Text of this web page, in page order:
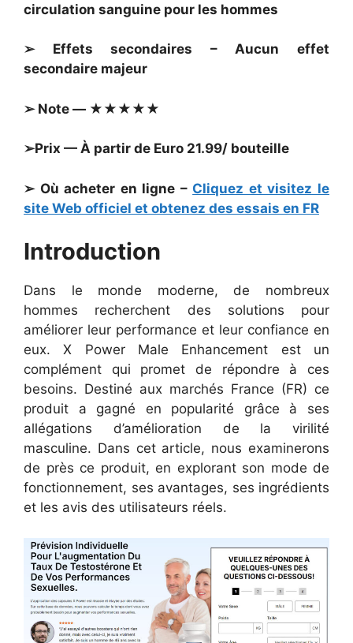
circulation sanguine pour les hommes
➢ Effets secondaires – Aucun effet
secondaire majeur
➢ Note — ★★★★★
➢Prix — À partir de Euro 21.99/ bouteille
➢ Où acheter en ligne – Cliquez et visitez le
site Web officiel et obtenez des essais en FR
Introduction
Dans le monde moderne, de nombreux
hommes recherchent des solutions pour
améliorer leur performance et leur confiance en
eux. X Power Male Enhancement est un
complément qui promet de répondre à ces
besoins. Destiné aux marchés France (FR) ce
produit a gagné en popularité grâce à ses
allégations d’amélioration de la virilité
masculine. Dans cet article, nous examinerons
de près ce produit, en explorant son mode de
fonctionnement, ses avantages, ses ingrédients
et les avis des utilisateurs réels.